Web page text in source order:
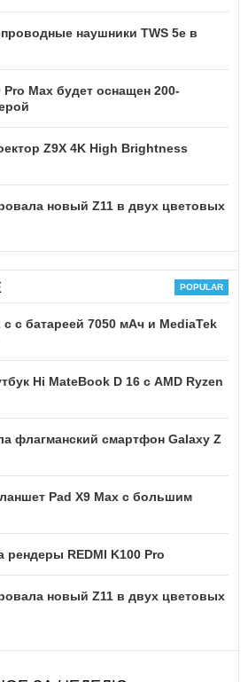
наушники TWS 5e в
Max будет оснащен 200-
Z9X 4K High Brightness
новый Z11 в двух цветовых
с батареей 7050 мАч и MediaTek
Hi MateBook D 16 с AMD Ryzen
флагманский смартфон Galaxy Z
Pad X9 Max с большим
рендеры REDMI K100 Pro
новый Z11 в двух цветовых